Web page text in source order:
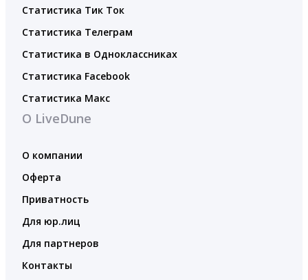
Статистика Тик Ток
Статистика Телеграм
Статистика в Одноклассниках
Статистика Facebook
Статистика Макс
О LiveDune
О компании
Оферта
Приватность
Для юр.лиц
Для партнеров
Контакты